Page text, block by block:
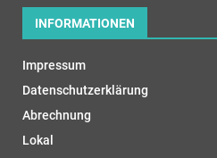
INFORMATIONEN
Impressum
Datenschutzerklärung
Abrechnung
Lokal